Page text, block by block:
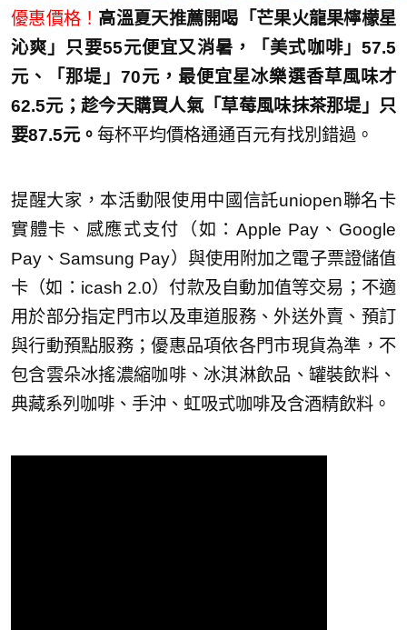
優惠價格！ 高溫夏天推薦開喝「芒果火龍果檸檬星
沁爽」只要55元便宜又消暑，「美式咖啡」57.5
元、「那堤」70元，最便宜星冰樂選香草風味才
62.5元；趁今天購買人氣「草莓風味抹茶那堤」只
要87.5元。 每杯平均價格通通百元有找別錯過。
提醒大家，本活動限使用中國信託uniopen聯名卡
實體卡、感應式支付（如：Apple Pay、Google
Pay、Samsung Pay）與使用附加之電子票證儲值
卡（如：icash 2.0）付款及自動加值等交易；不適
用於部分指定門市以及車道服務、外送外賣、預訂
與行動預點服務；優惠品項依各門市現貨為準，不
包含雲朵冰搖濃縮咖啡、冰淇淋飲品、罐裝飲料、
典藏系列咖啡、手沖、虹吸式咖啡及含酒精飲料。